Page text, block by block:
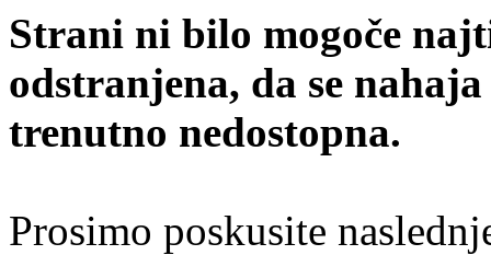
Strani ni bilo mogoče
odstranjena, da se
trenutno nedostopna.
Prosimo poskusite